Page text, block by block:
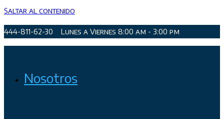
Saltar al contenido
444-811-62-30 Lunes a Viernes 8:00 am - 3:00 pm
Organismo Operador de Agua Potable, Alcantarillado y
Saneamiento de San Luis Potosí, Soledad de Graciano Sánchez
Nosotros